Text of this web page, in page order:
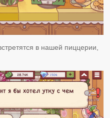
в нашей пиццерии,